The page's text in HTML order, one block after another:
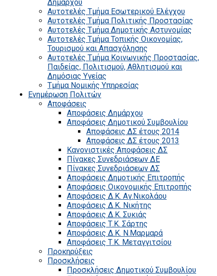
Δημάρχου
Αυτοτελές Τμήμα Εσωτερικού Ελέγχου
Αυτοτελές Τμήμα Πολιτικής Προστασίας
Αυτοτελές Τμήμα Δημοτικής Αστυνομίας
Αυτοτελές Τμήμα Τοπικής Οικονομίας,
Τουρισμού και Απασχόλησης
Αυτοτελές Τμήμα Κοινωνικής Προστασίας,
Παιδείας, Πολιτισμού, Αθλητισμού και
Δημόσιας Υγείας
Τμήμα Νομικής Υπηρεσίας
Ενημέρωση Πολιτών
Αποφάσεις
Αποφάσεις Δημάρχου
Αποφάσεις Δημοτικού Συμβουλίου
Αποφάσεις ΔΣ έτους 2014
Αποφάσεις ΔΣ έτους 2013
Κανονιστικές Αποφάσεις ΔΣ
Πίνακες Συνεδριάσεων ΔΕ
Πίνακες Συνεδριάσεων ΔΣ
Αποφάσεις Δημοτικής Επιτροπής
Αποφάσεις Οικονομικής Επιτροπής
Αποφάσεις Δ.Κ. Αγ.Νικολάου
Αποφάσεις Δ.Κ. Νικήτης
Αποφάσεις Δ.Κ. Συκιάς
Αποφάσεις Τ.Κ. Σάρτης
Αποφάσεις Δ.Κ. Ν.Μαρμαρά
Αποφάσεις Τ.Κ. Μεταγγιτσίου
Προκηρύξεις
Προσκλήσεις
Προσκλήσεις Δημοτικού Συμβουλίου